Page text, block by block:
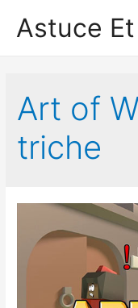
Astuce
Art of
triche